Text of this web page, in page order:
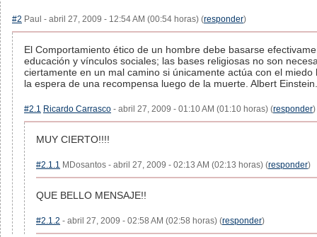
#2 Paul - abril 27, 2009 - 12:54 AM (00:54 horas) (responder)
El Comportamiento ético de un hombre debe basarse
educación y vínculos sociales; las bases religiosas no son
ciertamente en un mal camino si únicamente actúa con el miedo
la espera de una recompensa luego de la muerte. Albert Einstein.
#2.1 Ricardo Carrasco - abril 27, 2009 - 01:10 AM (01:10 horas) (responder)
MUY CIERTO!!!!
#2.1.1 MDosantos - abril 27, 2009 - 02:13 AM (02:13 horas) (responder)
QUE BELLO MENSAJE!!
#2.1.2 - abril 27, 2009 - 02:58 AM (02:58 horas) (responder)